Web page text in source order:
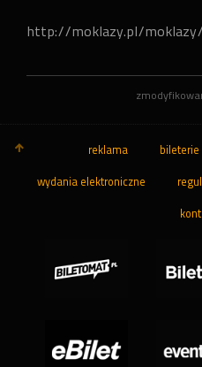
http://moklazy.pl/moklazy/
reklama bileterie
wydania elektroniczne